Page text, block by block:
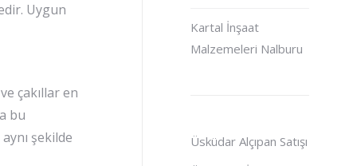
Uygun
çakıllar en
bu
şekilde
Kartal İnşaat
Malzemeleri Nalburu
Üsküdar Alçıpan Satışı